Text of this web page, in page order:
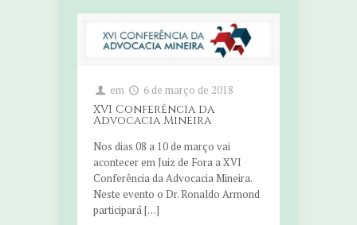
em 6 de março de 2018
XVI Conferência da
Advocacia Mineira
Nos dias 08 a 10 de março vai
acontecer em Juiz de Fora a XVI
Conferência da Advocacia Mineira.
Neste evento o Dr. Ronaldo Armond
participará […]